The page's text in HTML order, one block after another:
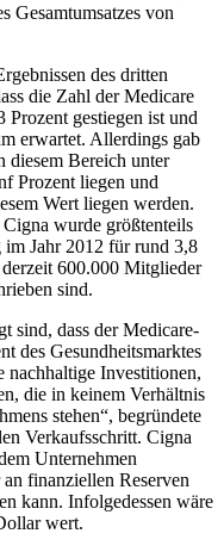
Gesamtumsatzes von
des dritten
die Zahl der Medicare
Prozent gestiegen ist und
erwartet. Allerdings gab
diesem Bereich unter
Prozent liegen und
Wert liegen werden.
wurde größtenteils
Jahr 2012 für rund 3,8
600.000 Mitglieder
sind.
sind, dass der Medicare-
des Gesundheitsmarktes
nachhaltige Investitionen,
die in keinem Verhältnis
stehen“, begründete
Verkaufsschritt. Cigna
Unternehmen
finanziellen Reserven
kann. Infolgedessen wäre
wert.